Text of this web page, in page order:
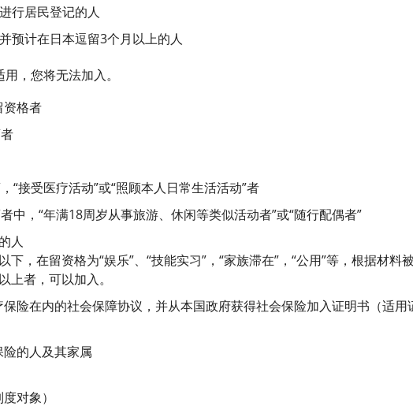
行居民登记的人
预计在日本逗留3个月以上的人
，您将无法加入。
资格者
“接受医疗活动”或“照顾本人日常生活活动”者
中，“年满18周岁从事旅游、休闲等类似活动者”或“随行配偶者”
人
下，在留资格为“娱乐”、“技能实习”，“家族滞在”，“公用”等，根据材料
上者，可以加入。
险在内的社会保障协议，并从本国政府获得社会保险加入证明书（适用
的人及其家属
对象）